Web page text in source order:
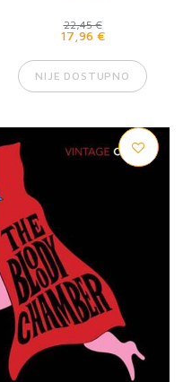
22,45 €
17,96 €
NIJE DOSTUPNO